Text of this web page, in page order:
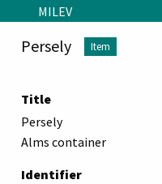
Skip to main content
MILEV
Persely Item
Title
Persely
Alms container
Identifier